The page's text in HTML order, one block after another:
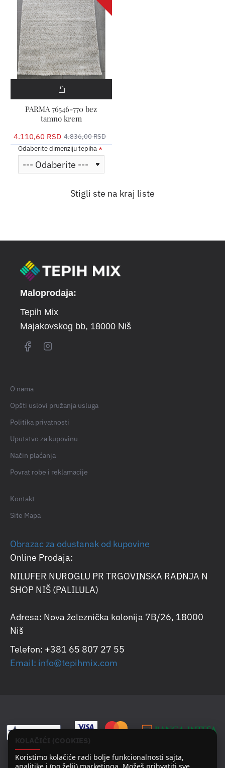
PARMA 76546-770 bez
tamno krem
4.110,60 RSD 4.836,00 RSD
Odaberite dimenziju tepiha
Stigli ste na kraj liste
Maloprodaja:
Tepih Mix
Majakovskog bb, 18000 Niš
O nama
Opšti uslovi pružanja usluga
Politika privatnosti
Uputstvo za kupovinu
Način plaćanja
Povrat robe i reklamacije
Kontakt
Site Mapa
Obrazac za odustanak od kupovine
Online Prodaja:
NILUFER NUROGLU PR TRGOVINSKA RADNJA N
SHOP NIŠ (PALILULA)
Adresa: Nova železnička kolonija 7B/26, 18000
Niš
Telefon: +381 65 807 27 55
Email: info@tepihmix.com
KOLAČIĆI (COOKIES)
Koristimo kolačiće radi bolje funkcionalnosti sajta,